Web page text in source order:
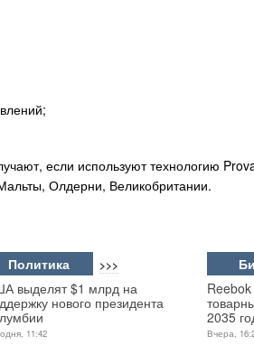
если используют технологию
Олдерни, Великобритании.
Политика >>>
выделят $1 млрд на
нового президента
11:42
2035
Вчера,